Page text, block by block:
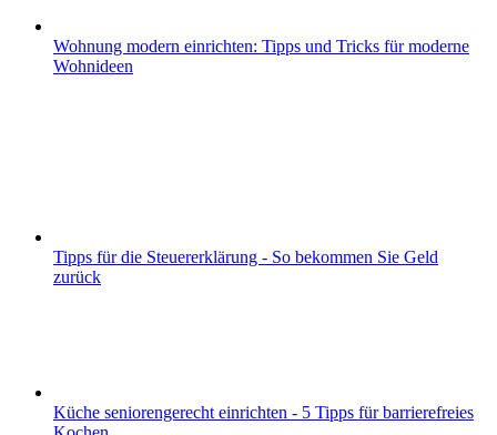
Wohnung modern einrichten: Tipps und Tricks für moderne
Wohnideen
Tipps für die Steuererklärung - So bekommen Sie Geld
zurück
Küche seniorengerecht einrichten - 5 Tipps für barrierefreies